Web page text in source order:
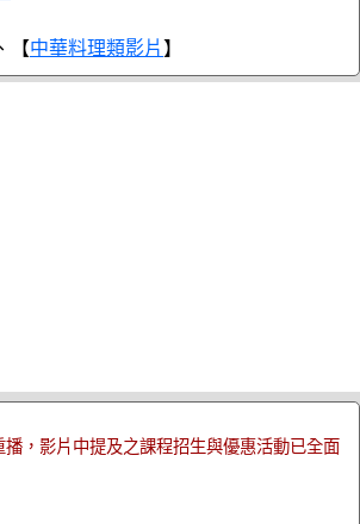
【中華料理類影片 】
，影片中提及之課程招生與優惠活動已全面